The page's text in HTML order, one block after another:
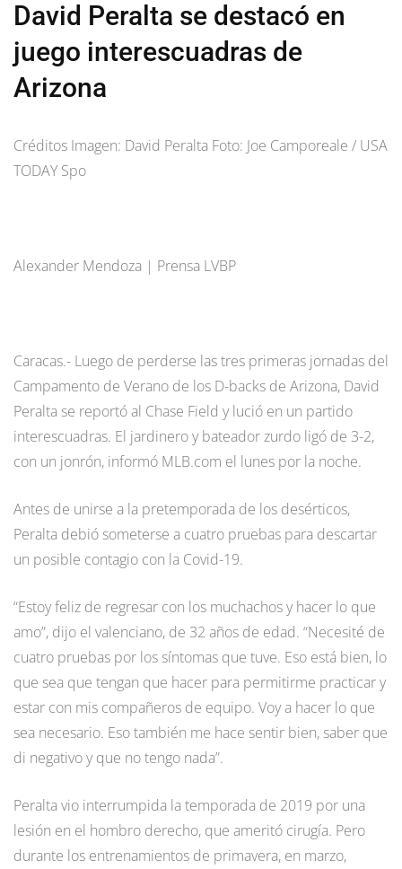
David Peralta se destacó en
juego interescuadras de
Arizona
Créditos Imagen: David Peralta Foto: Joe Camporeale / USA
TODAY Spo
Alexander Mendoza | Prensa LVBP
Caracas.- Luego de perderse las tres primeras jornadas del
Campamento de Verano de los D-backs de Arizona, David
Peralta se reportó al Chase Field y lució en un partido
interescuadras. El jardinero y bateador zurdo ligó de 3-2,
con un jonrón, informó MLB.com el lunes por la noche.
Antes de unirse a la pretemporada de los desérticos,
Peralta debió someterse a cuatro pruebas para descartar
un posible contagio con la Covid-19.
“Estoy feliz de regresar con los muchachos y hacer lo que
amo”, dijo el valenciano, de 32 años de edad. “Necesité de
cuatro pruebas por los síntomas que tuve. Eso está bien, lo
que sea que tengan que hacer para permitirme practicar y
estar con mis compañeros de equipo. Voy a hacer lo que
sea necesario. Eso también me hace sentir bien, saber que
di negativo y que no tengo nada”.
Peralta vio interrumpida la temporada de 2019 por una
lesión en el hombro derecho, que ameritó cirugía. Pero
durante los entrenamientos de primavera, en marzo,